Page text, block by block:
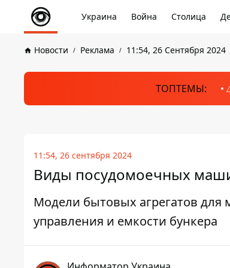
Украина Война Столица
Новости Реклама 11:54, 26 Сентября 2024
ТОПТЕМЫ:
11:54, 26 сентября 2024
Виды посудомоечных
Модели бытовых агрегатов
управления и емкости бункера